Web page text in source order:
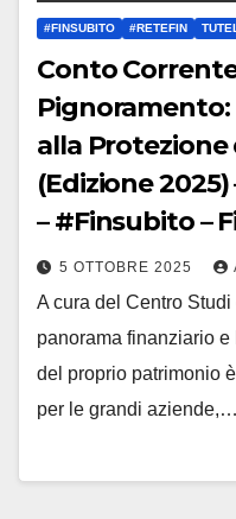
#FINSUBITO #RETEFIN
Conto
Pignoramento:
alla
(Edizione
– #Finsubito –
#Adessonews
#Finsubito –
5 OTTOBRE 2025
A cura del Centro
panorama finanziario
del proprio patrimonio
per le grandi aziende,…